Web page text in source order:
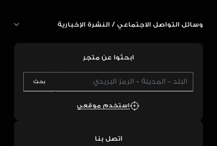
وسائل التواصل الاجتماعي / النشرة الإخبارية
ابحثوا عن متجر
بحث
استخدم موقعي
اتصل بنا